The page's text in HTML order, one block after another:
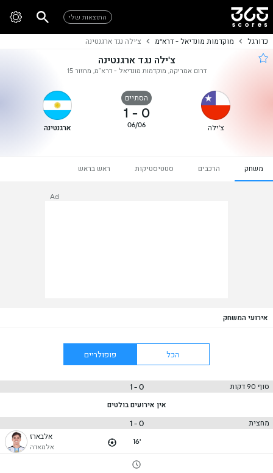
התוצאות שלי
כדורגל מוקדמות מונדיאל - דרא"מ צ'ילה נגד ארגנטינה
צ'ילה נגד ארגנטינה
דרום אמריקה, מוקדמות מונדיאל - דרא"מ, מחזור 15
צ'ילה
הסתיים
0
-
1
06/06 ארגנטינה
משחק הרכבים סטטיסטיקות ראש בראש
Ad
אירועי המשחק
הכל פופולריים
סוף 90 דקות 0 - 1
אין אירועים בולטים
מחצית 0 - 1
16'
אלבארז
אלמאדה